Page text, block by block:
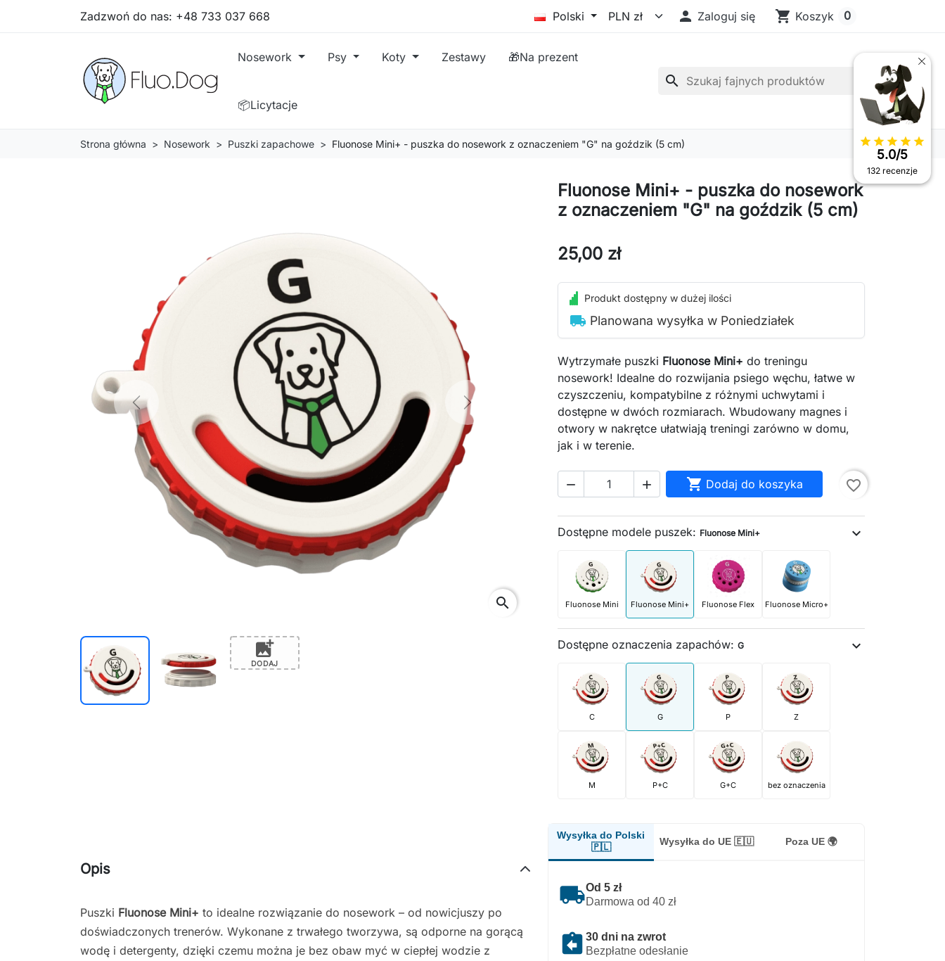
Zadzwoń do nas: +48 733 037 668 Polski  Zaloguj się shopping_cart Koszyk 0
Nosework Psy Koty Zestawy 🎁Na prezent
📦Licytacje
search
Strona główna Nosework Puszki zapachowe Fluonose Mini+ - puszka do nosework z oznaczeniem "G" na goździk (5 cm)
Previous Next
search
add_photo_alternate
DODAJ
Fluonose Mini+ - puszka do nosework
z oznaczeniem "G" na goździk (5 cm)
25,00 zł
Produkt dostępny w dużej ilości
local_shipping Planowana wysyłka w Poniedziałek
Wytrzymałe puszki Fluonose Mini+ do treningu
nosework! Idealne do rozwijania psiego węchu, łatwe w
czyszczeniu, kompatybilne z różnymi uchwytami i
dostępne w dwóch rozmiarach. Wbudowany magnes i
otwory w nakrętce ułatwiają treningi zarówno w domu,
jak i w terenie.
   Dodaj do koszyka favorite_border
Dostępne modele puszek: Fluonose Mini+ expand_more
Fluonose Mini Fluonose Mini+ Fluonose Flex Fluonose Micro+
Dostępne oznaczenia zapachów: G expand_more
C G P Z
M P+C G+C bez oznaczenia
Wysyłka do Polski
🇵🇱
Wysyłka do UE 🇪🇺 Poza UE 🌍
local_shippingOd 5 zł
Darmowa od 40 zł
assignment_return 30 dni na zwrot
Bezpłatne odesłanie
Opis
Puszki Fluonose Mini+ to idealne rozwiązanie do nosework – od nowicjuszy po
doświadczonych trenerów. Wykonane z trwałego tworzywa, są odporne na gorącą
wodę i detergenty, dzięki czemu można je bez obaw myć w ciepłej wodzie z
star star star star star
5.0/5
132 recenzje